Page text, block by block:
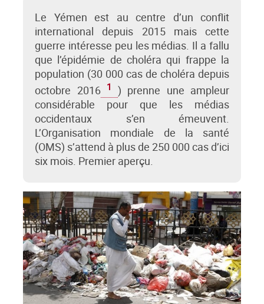
Le Yémen est au centre d’un conflit
international depuis 2015 mais cette
guerre intéresse peu les médias. Il a fallu
que l’épidémie de choléra qui frappe la
population (30 000 cas de choléra depuis
octobre 2016 1
) prenne une ampleur
considérable pour que les médias
occidentaux s’en émeuvent.
L’Organisation mondiale de la santé
(OMS) s’attend à plus de 250 000 cas d’ici
six mois. Premier aperçu.